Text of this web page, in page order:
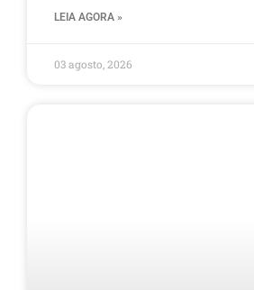
LEIA AGORA »
03 agosto, 2026